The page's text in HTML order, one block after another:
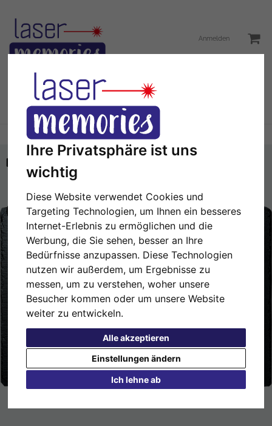
Ihre Privatsphäre ist uns
wichtig
Diese Website verwendet Cookies und
Targeting Technologien, um Ihnen ein besseres
Internet-Erlebnis zu ermöglichen und die
Werbung, die Sie sehen, besser an Ihre
Bedürfnisse anzupassen. Diese Technologien
nutzen wir außerdem, um Ergebnisse zu
messen, um zu verstehen, woher unsere
Besucher kommen oder um unsere Website
weiter zu entwickeln.
Alle akzeptieren
Ich lehne ab
Einstellungen ändern
Anmelden
Toggle
navigation
Sie sind hier: Türschild Türschild mit Hund